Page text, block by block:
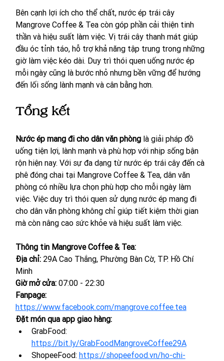
Bên cạnh lợi ích cho thể chất, nước ép trái cây
Mangrove Coffee & Tea còn góp phần cải thiện tinh
thần và hiệu suất làm việc. Vị trái cây thanh mát giúp
đầu óc tỉnh táo, hỗ trợ khả năng tập trung trong những
giờ làm việc kéo dài. Duy trì thói quen uống nước ép
mỗi ngày cũng là bước nhỏ nhưng bền vững để hướng
đến lối sống lành mạnh và cân bằng hơn.
Tổng kết
Nước ép mang đi cho dân văn phòng là giải pháp đồ
uống tiện lợi, lành mạnh và phù hợp với nhịp sống bận
rộn hiện nay. Với sự đa dạng từ nước ép trái cây đến cà
phê đóng chai tại Mangrove Coffee & Tea, dân văn
phòng có nhiều lựa chọn phù hợp cho mỗi ngày làm
việc. Việc duy trì thói quen sử dụng nước ép mang đi
cho dân văn phòng không chỉ giúp tiết kiệm thời gian
mà còn nâng cao sức khỏe và hiệu suất làm việc.
Thông tin Mangrove Coffee & Tea:
Địa chỉ: 29A Cao Thắng, Phường Bàn Cờ, TP. Hồ Chí
Minh
Giờ mở cửa: 07:00 - 22:30
Fanpage:
https://www.facebook.com/mangrove.coffee.tea
Đặt món qua app giao hàng:
GrabFood:
https://bit.ly/GrabFoodMangroveCoffee29A
ShopeeFood: https://shopeefood.vn/ho-chi-